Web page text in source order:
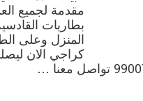
مقدمة لجميع
بطاريات
المنزل وعلى
كراجي الان